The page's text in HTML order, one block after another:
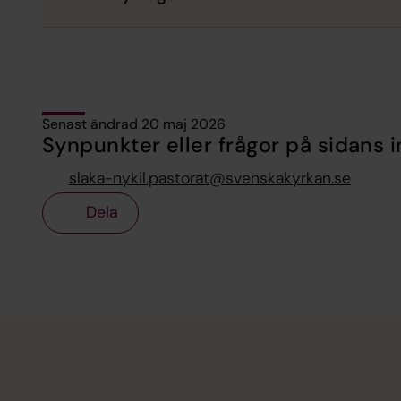
Senast ändrad 20 maj 2026
Synpunkter eller frågor på sidans
slaka-nykil.pastorat@svenskakyrkan.se
Dela